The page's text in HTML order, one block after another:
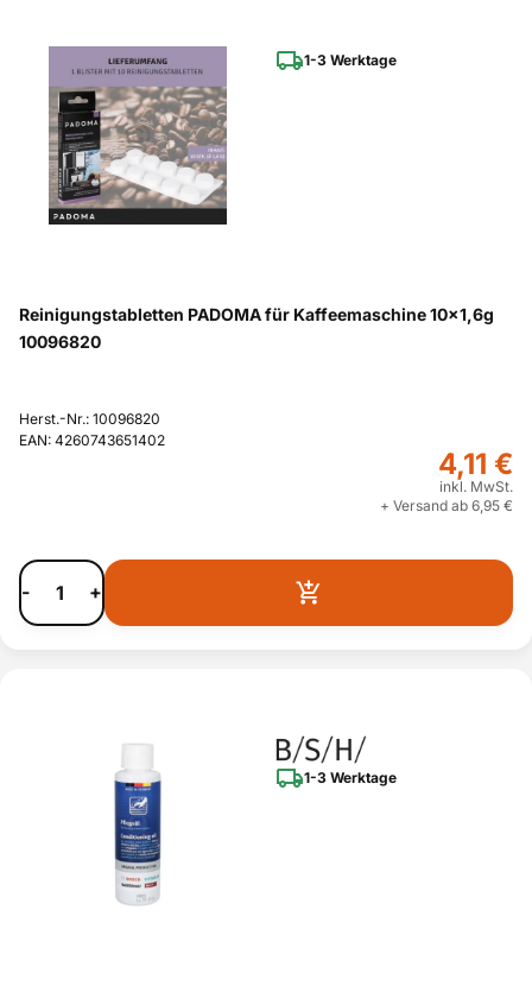
1-3 Werktage
Reinigungstabletten PADOMA für Kaffeemaschine 10x1,6g
10096820
Herst.-Nr.: 10096820
EAN: 4260743651402
4,11 €
inkl. MwSt.
+ Versand ab 6,95 €
- +
1-3 Werktage